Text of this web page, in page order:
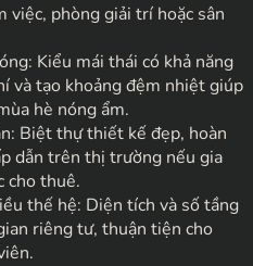
việc, phòng giải trí hoặc sân
Kiểu mái thái có khả năng
và tạo khoảng đệm nhiệt giúp
hè nóng ẩm.
Biệt thự thiết kế đẹp, hoàn
dẫn trên thị trường nếu gia
cho thuê.
thế hệ: Diện tích và số tầng
riêng tư, thuận tiện cho